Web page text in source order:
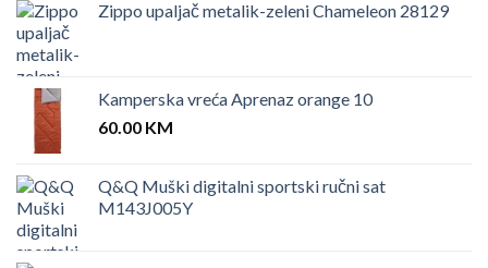
Zippo upaljač metalik-zeleni Chameleon 28129
Kamperska vreća Aprenaz orange 10
60.00 KM
Q&Q Muški digitalni sportski ručni sat
M143J005Y